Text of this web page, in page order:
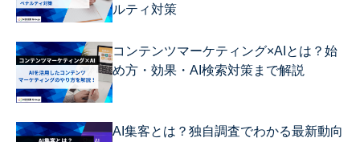
ルティ対策
コンテンツマーケティング×AIとは？始
め方・効果・AI検索対策まで解説
AI集客とは？独自調査でわかる最新動向